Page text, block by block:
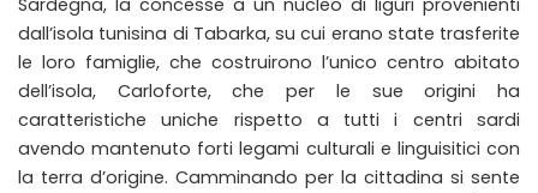
Sardegna, la concesse a un nucleo di liguri provenienti
dall’isola tunisina di Tabarka, su cui erano state trasferite
le loro famiglie, che costruirono l’unico centro abitato
dell’isola, Carloforte, che per le sue origini ha
caratteristiche uniche rispetto a tutti i centri sardi
avendo mantenuto forti legami culturali e linguisitici con
la terra d’origine. Camminando per la cittadina si sente